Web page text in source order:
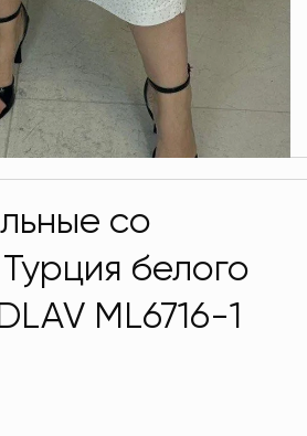
со
белого
ML6716-1